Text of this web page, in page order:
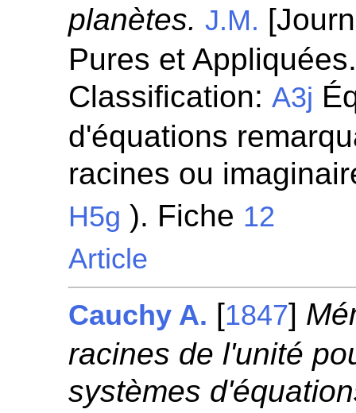
planètes. J.M.
Pures et
Classification:A3j
d'équations
racines ou
H5g ). Fiche 12
Article
Cauchy A. [1847]
racines de l'unité
systèmes